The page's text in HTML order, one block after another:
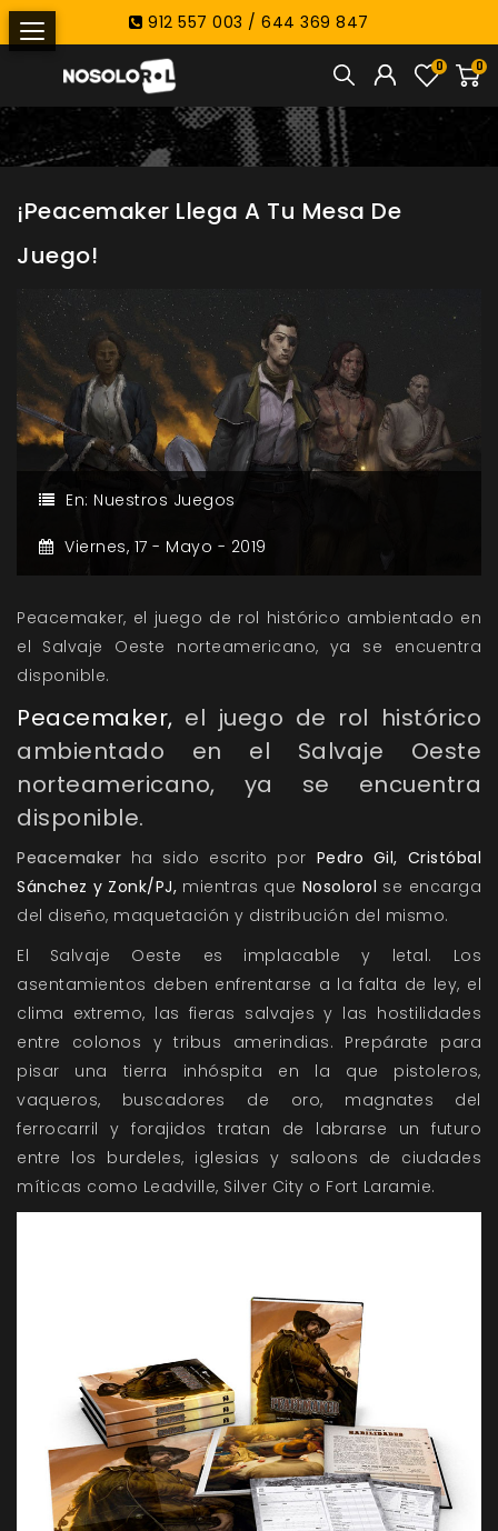
912 557 003 / 644 369 847
0
0
¡Peacemaker Llega A Tu Mesa De
Juego!
En: Nuestros Juegos
Viernes, 17 - Mayo - 2019
Peacemaker, el juego de rol histórico ambientado en
el Salvaje Oeste norteamericano, ya se encuentra
disponible.
Peacemaker, el juego de rol histórico
ambientado en el Salvaje Oeste
norteamericano, ya se encuentra
disponible.
Peacemaker ha sido escrito por Pedro Gil, Cristóbal
Sánchez y Zonk/PJ, mientras que Nosolorol se encarga
del diseño, maquetación y distribución del mismo.
El Salvaje Oeste es implacable y letal. Los
asentamientos deben enfrentarse a la falta de ley, el
clima extremo, las fieras salvajes y las hostilidades
entre colonos y tribus amerindias. Prepárate para
pisar una tierra inhóspita en la que pistoleros,
vaqueros, buscadores de oro, magnates del
ferrocarril y forajidos tratan de labrarse un futuro
entre los burdeles, iglesias y saloons de ciudades
míticas como Leadville, Silver City o Fort Laramie.